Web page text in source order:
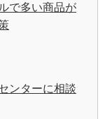
で多い商品が
ンターに相談